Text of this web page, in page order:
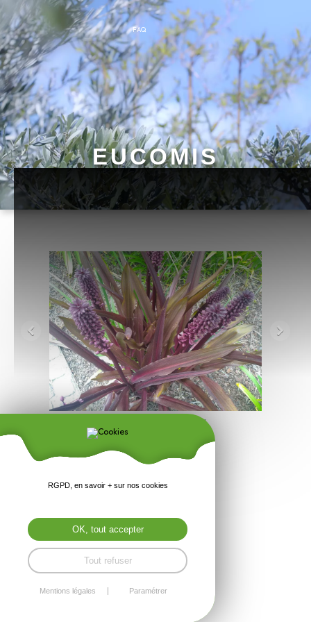
FAQ
EUCOMIS
Nom Commun : Fleur ananas
Exposition : S MO
Période de floraison : Ete
Feuillage : Caduc
RGPD, en savoir + sur nos cookies
OK, tout accepter
Tout refuser
Mentions légales Paramétrer